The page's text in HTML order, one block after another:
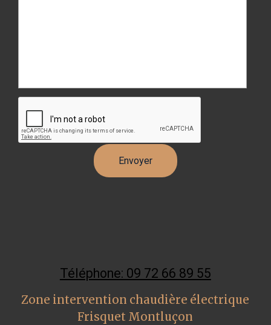
Téléphone: 09 72 66 89 55
Zone intervention chaudière électrique
Frisquet Montluçon